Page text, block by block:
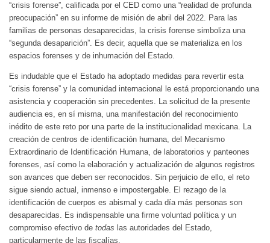
“crisis forense”, calificada por el CED como una “realidad de profunda
preocupación” en su informe de misión de abril del 2022. Para las
familias de personas desaparecidas, la crisis forense simboliza una
“segunda desaparición”. Es decir, aquella que se materializa en los
espacios forenses y de inhumación del Estado.
Es indudable que el Estado ha adoptado medidas para revertir esta
“crisis forense” y la comunidad internacional le está proporcionando una
asistencia y cooperación sin precedentes. La solicitud de la presente
audiencia es, en sí misma, una manifestación del reconocimiento
inédito de este reto por una parte de la institucionalidad mexicana. La
creación de centros de identificación humana, del Mecanismo
Extraordinario de Identificación Humana, de laboratorios y panteones
forenses, así como la elaboración y actualización de algunos registros
son avances que deben ser reconocidos. Sin perjuicio de ello, el reto
sigue siendo actual, inmenso e impostergable. El rezago de la
identificación de cuerpos es abismal y cada día más personas son
desaparecidas. Es indispensable una firme voluntad política y un
compromiso efectivo de todas las autoridades del Estado,
particularmente de las fiscalías.